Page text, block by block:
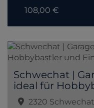
108,00 €
Schwechat |
ideal für
2320 Schwechat